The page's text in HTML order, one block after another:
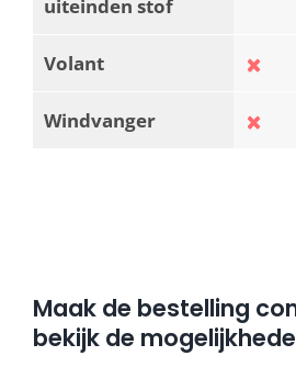
Volant
Windvanger
Maak de bestelling
bekijk de